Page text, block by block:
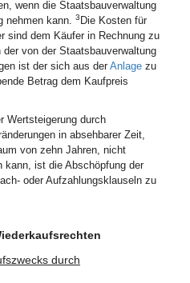
wenn die Staatsbauverwaltung
nehmen kann. 3 Die Kosten für
sind dem Käufer in Rechnung zu
der von der Staatsbauverwaltung
ist der sich aus der Anlage zu
Betrag dem Kaufpreis
Wertsteigerung durch
in absehbarer Zeit,
von zehn Jahren, nicht
kann, ist die Abschöpfung der
oder Aufzahlungsklauseln zu
durch